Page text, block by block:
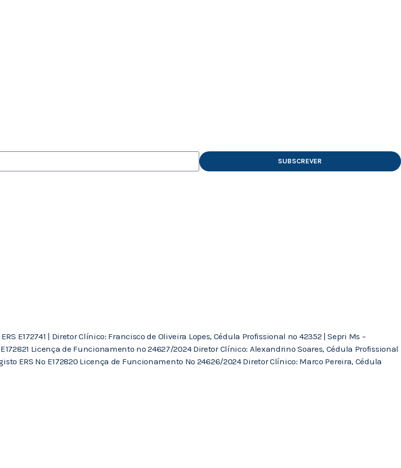
SUBSCREVER
E172741 | Diretor Clínico: Francisco de Oliveira Lopes, Cédula Profissional nº 42352 | Sepri Ms –
Licença de Funcionamento nº 24627/2024 Diretor Clínico: Alexandrino Soares, Cédula Profissional
ERS Nº E172820 Licença de Funcionamento Nº 24626/2024 Diretor Clínico: Marco Pereira, Cédula